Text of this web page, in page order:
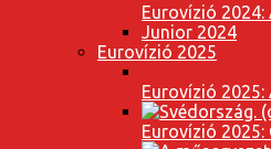
Eurovízió 2024:
Junior 2024
Eurovízió 2025
Eurovízió
Eurovízió 2025: